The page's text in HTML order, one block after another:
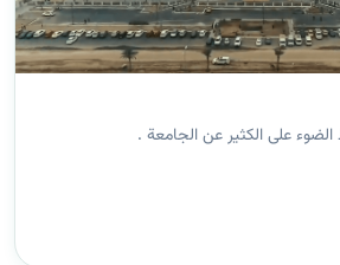
الضوء على الكثير عن الجامعة .